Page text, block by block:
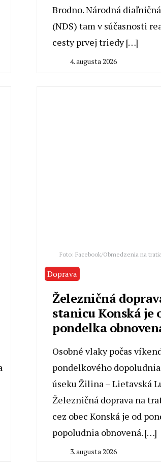
Brodno. Národná
(NDS) tam v súčasnosti
cesty prvej triedy […]
4. augusta 2026
Foto: Facebook/Obmedzenia na
Doprava
Železničná
stanicu Konská je
pondelka
Osobné vlaky počas
pondelkového
úseku Žilina – Lietavská
Železničná doprava na
cez obec Konská je od
popoludnia obnovená. […]
3. augusta 2026